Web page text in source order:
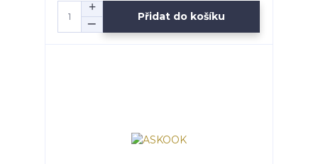
Přidat do košíku